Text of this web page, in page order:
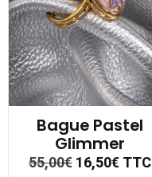
Bague Pastel
Glimmer
55,00€ 16,50€TTC